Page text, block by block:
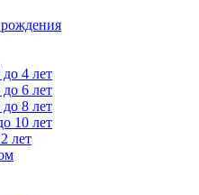
4 лет
6 лет
8 лет
10 лет
лет